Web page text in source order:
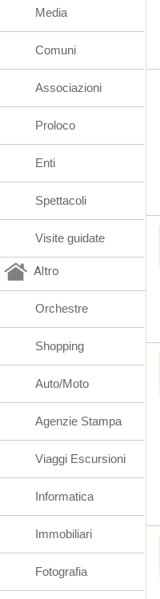
Media
Comuni
Associazioni
Proloco
Enti
Spettacoli
Visite guidate
Altro
Orchestre
Shopping
Auto/Moto
Agenzie Stampa
Viaggi Escursioni
Informatica
Immobiliari
Fotografia